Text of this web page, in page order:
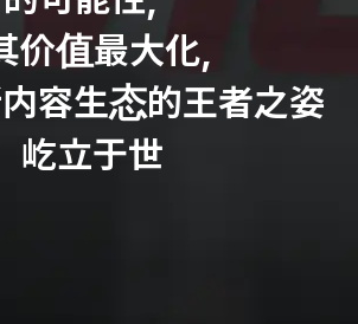
价值最大化，
容生态的王者之姿
屹立于世